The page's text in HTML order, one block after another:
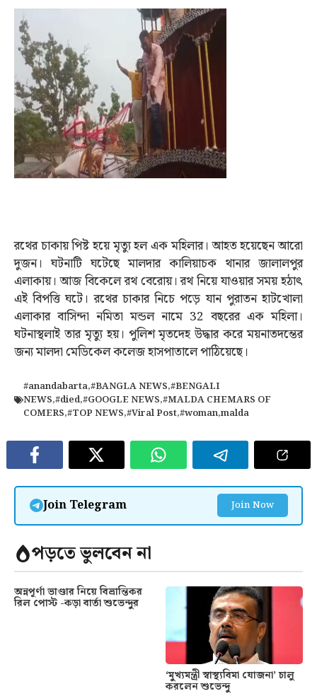
রথের চাকায় পিষ্ট হয়ে মৃত্যু হল এক মহিলার। আহত হয়েছেন আরো
দুজন। ঘটনাটি ঘটেছে মালদার কালিয়াচক থানার জালালপুর
এলাকায়। আজ বিকেলে রথ বেরোয়। রথ নিয়ে যাওয়ার সময় হঠাৎ
এই বিপত্তি ঘটে। রথের চাকার নিচে পড়ে যান পুরাতন হাটখোলা
এলাকার বাসিন্দা নমিতা মন্ডল নামে 32 বছরের এক মহিলা।
ঘটনাস্থলাই তার মৃত্যু হয়। পুলিশ মৃতদেহ উদ্ধার করে ময়নাতদন্তের
জন্য মালদা মেডিকেল কলেজ হাসপাতালে পাঠিয়েছে।
#anandabarta,#BANGLA NEWS,#BENGALI
NEWS,#died,#GOOGLE NEWS,#MALDA CHEMARS OF
COMERS,#TOP NEWS,#Viral Post,#woman,malda
Join Telegram Join Now
পড়তে ভুলবেন না
অন্নপূর্ণা ভাণ্ডার নিয়ে বিভ্রান্তিকর
রিল পোস্ট -কড়া বার্তা শুভেন্দুর
‘মুখ্যমন্ত্রী স্বাস্থ্যবিমা যোজনা’ চালু
করলেন শুভেন্দু